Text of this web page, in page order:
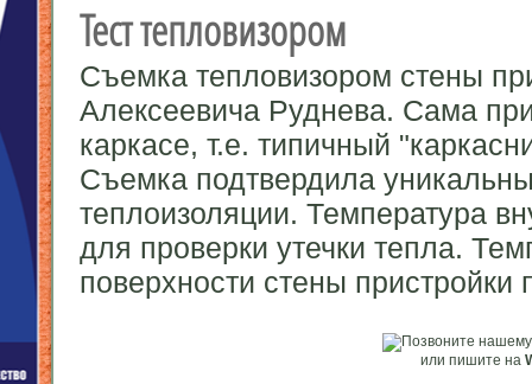
Тест тепловизором
Съемка тепловизором стены
Алексеевича Руднева. Сама
каркасе, т.е. типичный
Съемка подтвердила
теплоизоляции. Температура
для проверки утечки тепла.
поверхности стены пристройки
или пишите на